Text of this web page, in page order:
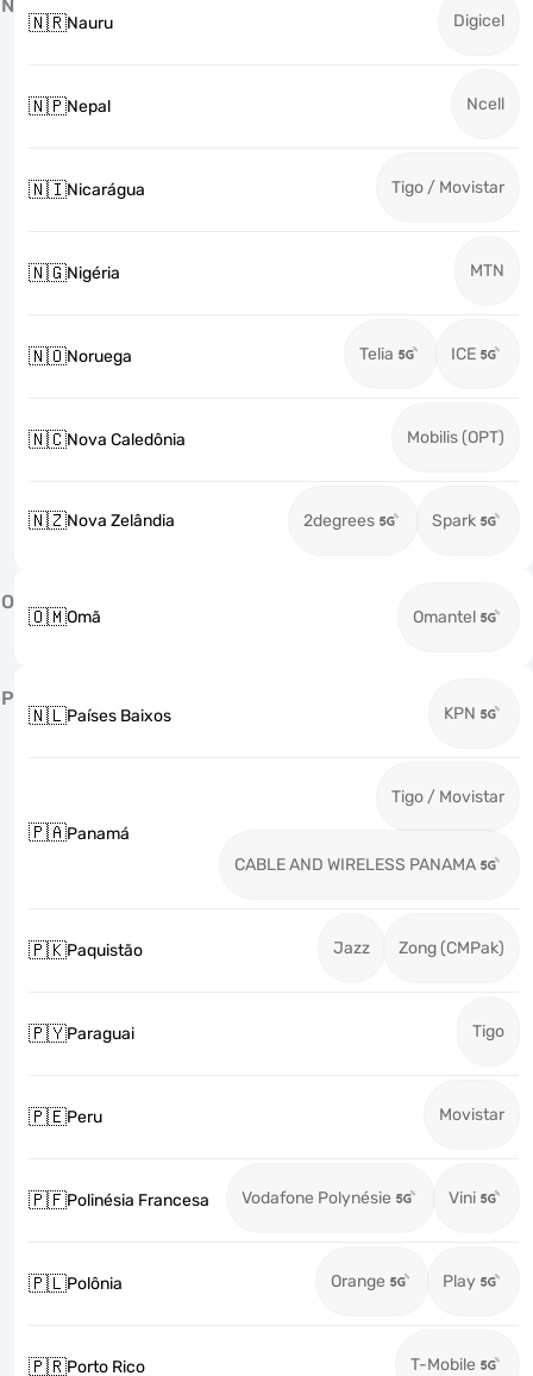
N
🇳🇷Nauru Digicel
🇳🇵Nepal Ncell
🇳🇮Nicarágua Tigo / Movistar
🇳🇬Nigéria MTN
🇳🇴Noruega Telia ICE
🇳🇨Nova Caledônia Mobilis (OPT)
🇳🇿Nova Zelândia 2degrees Spark
O
🇴🇲Omã Omantel
P
🇳🇱Países Baixos KPN
🇵🇦Panamá
Tigo / Movistar
CABLE AND WIRELESS PANAMA
🇵🇰Paquistão Jazz Zong (CMPak)
🇵🇾Paraguai Tigo
🇵🇪Peru Movistar
🇵🇫Polinésia Francesa Vodafone Polynésie Vini
🇵🇱Polônia Orange Play
🇵🇷Porto Rico T-Mobile